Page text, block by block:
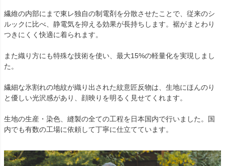
繊維の内部にまで東レ独自の制電剤を分散させたことで、従来のシ
ルックに比べ、静電気を抑える効果が長持ちします。裾がまとわり
つきにくく快適に着られます。
また織り方にも特殊な技術を使い、最大15%の軽量化を実現しまし
た。
繊細な氷割れの地紋が織り出された紋意匠反物は、生地にほんのり
と優しい光沢感があり、顔映りを明るく見せてくれます。
生地の生産・染色、縫製の全ての工程を日本国内で行いました。国
内でも有数の工場に依頼して丁寧に仕立てています。